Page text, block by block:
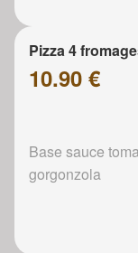
Pizza 4
10.90 €
Base sauce
gorgonzola